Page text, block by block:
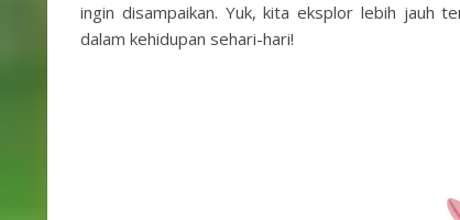
ingin disampaikan. Yuk, kita eksplor lebih jauh
dalam kehidupan sehari-hari!